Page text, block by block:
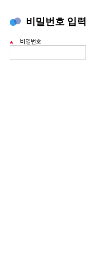
비밀번호 입력
비밀번호